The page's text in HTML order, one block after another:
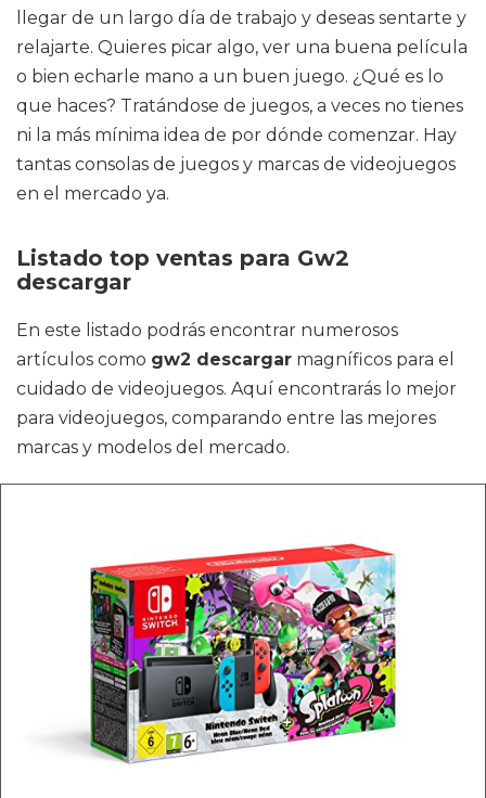
llegar de un largo día de trabajo y deseas sentarte y
relajarte. Quieres picar algo, ver una buena película
o bien echarle mano a un buen juego. ¿Qué es lo
que haces? Tratándose de juegos, a veces no tienes
ni la más mínima idea de por dónde comenzar. Hay
tantas consolas de juegos y marcas de videojuegos
en el mercado ya.
Listado top ventas para Gw2
descargar
En este listado podrás encontrar numerosos
artículos como gw2 descargar magníficos para el
cuidado de videojuegos. Aquí encontrarás lo mejor
para videojuegos, comparando entre las mejores
marcas y modelos del mercado.